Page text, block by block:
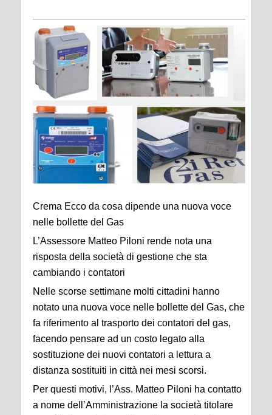
Crema Ecco da cosa dipende una nuova voce
nelle bollette del Gas
L’Assessore Matteo Piloni rende nota una
risposta della società di gestione che sta
cambiando i contatori
Nelle scorse settimane molti cittadini hanno
notato una nuova voce nelle bollette del Gas, che
fa riferimento al trasporto dei contatori del gas,
facendo pensare ad un costo legato alla
sostituzione dei nuovi contatori a lettura a
distanza sostituiti in città nei mesi scorsi.
Per questi motivi, l’Ass. Matteo Piloni ha contatto
a nome dell’Amministrazione la società titolare